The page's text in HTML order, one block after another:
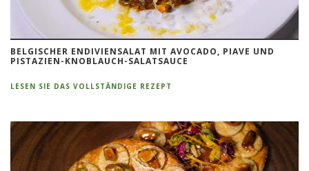
BELGISCHER ENDIVIENSALAT MIT AVOCADO, PIAVE UND
PISTAZIEN-KNOBLAUCH-SALATSAUCE
LESEN SIE DAS VOLLSTÄNDIGE REZEPT